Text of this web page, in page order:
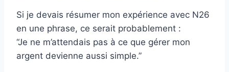
Si je devais résumer mon expérience avec N26
en une phrase, ce serait probablement :
“Je ne m’attendais pas à ce que gérer mon
argent devienne aussi simple.”